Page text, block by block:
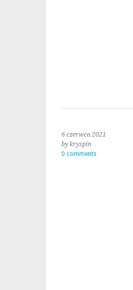
6 czerwca 2021
by kryspin
0 comments